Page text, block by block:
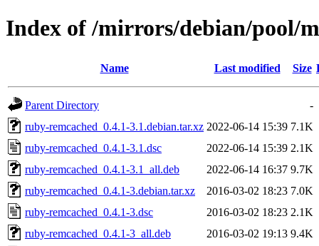
Index of /mirrors/debian/pool/
Name Last modified Size
Parent Directory
-
ruby-remcached_0.4.1-3.1.debian.tar.xz 2022-06-14 15:39 7.1K
ruby-remcached_0.4.1-3.1.dsc
2022-06-14 15:39 2.1K
ruby-remcached_0.4.1-3.1_all.deb
2022-06-14 16:37 9.7K
ruby-remcached_0.4.1-3.debian.tar.xz
2016-03-02 18:23 7.0K
ruby-remcached_0.4.1-3.dsc
2016-03-02 18:23 2.1K
ruby-remcached_0.4.1-3_all.deb
2016-03-02 19:13 9.4K